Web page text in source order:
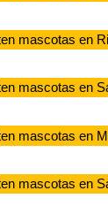
mascotas en
mascotas en
mascotas en
mascotas en